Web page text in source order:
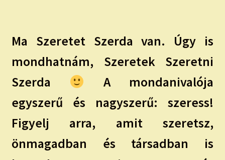
Ma Szeretet Szerda van. Úgy is
mondhatnám, Szeretek Szeretni
Szerda
A mondanivalója
egyszerű és nagyszerű: szeress!
Figyelj arra, amit szeretsz,
önmagadban és társadban is